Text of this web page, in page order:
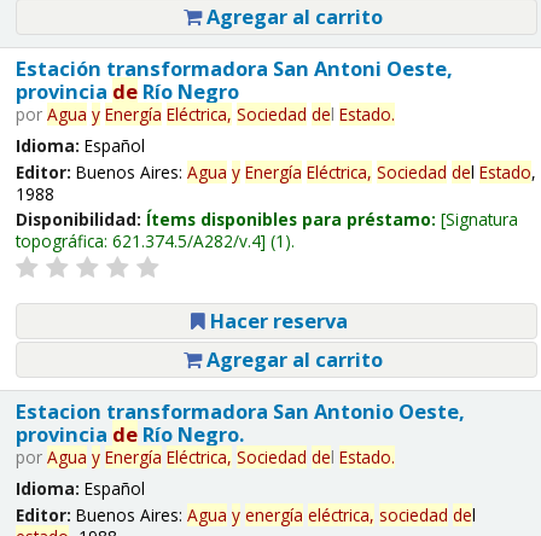
Agregar al carrito
Estación transformadora San Antoni Oeste,
provincia deRío Negro
por Agua y Energía Eléctrica, Sociedad del Estado.
Idioma: Español
Editor: Buenos Aires: Agua y Energía Eléctrica, Sociedad del Estado,
1988
Disponibilidad: Ítems disponibles para préstamo: Signatura
topográfica: 621.374.5/A282/v.4 (1).
Hacer reserva
Agregar al carrito
Estacion transformadora San Antonio Oeste,
provincia deRío Negro.
por Agua y Energía Eléctrica, Sociedad del Estado.
Idioma: Español
Editor: Buenos Aires: Agua y energía eléctrica, sociedad del